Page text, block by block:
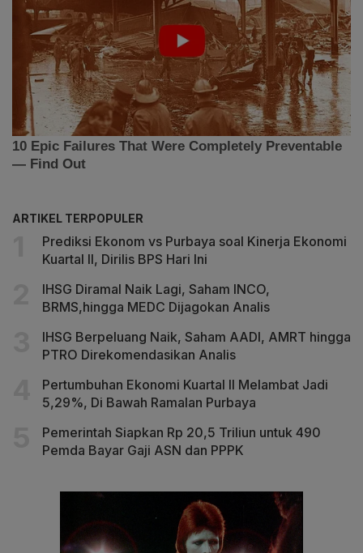
ARTIKEL TERPOPULER
Prediksi Ekonom vs Purbaya soal Kinerja Ekonomi
Kuartal II, Dirilis BPS Hari Ini
IHSG Diramal Naik Lagi, Saham INCO,
BRMS,hingga MEDC Dijagokan Analis
IHSG Berpeluang Naik, Saham AADI, AMRT hingga
PTRO Direkomendasikan Analis
Pertumbuhan Ekonomi Kuartal II Melambat Jadi
5,29%, Di Bawah Ramalan Purbaya
Pemerintah Siapkan Rp 20,5 Triliun untuk 490
Pemda Bayar Gaji ASN dan PPPK